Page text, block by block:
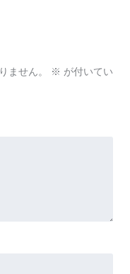
ません。 ※ が付いてい